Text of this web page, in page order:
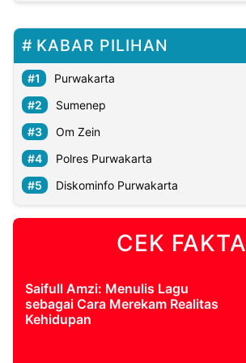
KABAR PILIHAN
Purwakarta
Sumenep
Om Zein
Polres Purwakarta
Diskominfo Purwakarta
CEK FAKTA
Saifull Amzi: Menulis Lagu
sebagai Cara Merekam Realitas
Kehidupan